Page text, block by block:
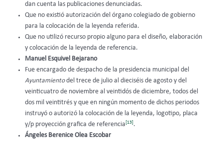
dan cuenta las publicaciones denunciadas.
Que no existió autorización del órgano colegiado de gobierno
para la colocación de la leyenda referida.
Que no utilizó recurso propio alguno para el diseño, elaboración
y colocación de la leyenda de referencia.
Manuel Esquivel Bejarano
Fue encargado de despacho de la presidencia municipal del
Ayuntamientodel trece de julio al dieciséis de agosto y del
veinticuatro de noviembre al veintidós de diciembre, todos del
dos mil veintitrés y que en ningún momento de dichos periodos
instruyó o autorizó la colocación de la leyenda, logotipo, placa
y/p proyección grafica de referencia[13].
Ángeles Berenice Olea Escobar